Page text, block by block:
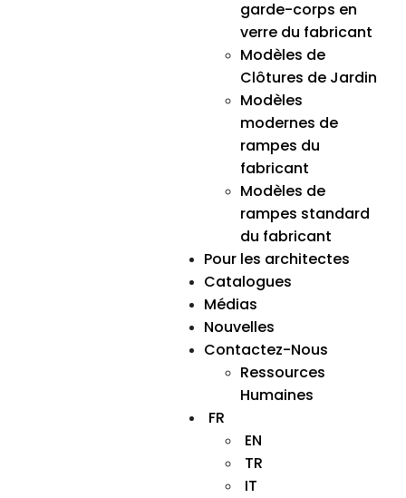
garde-corps en
verre du fabricant
Modèles de
Clôtures de Jardin
Modèles
modernes de
rampes du
fabricant
Modèles de
rampes standard
du fabricant
Pour les architectes
Catalogues
Médias
Nouvelles
Contactez-Nous
Ressources
Humaines
FR
EN
TR
IT